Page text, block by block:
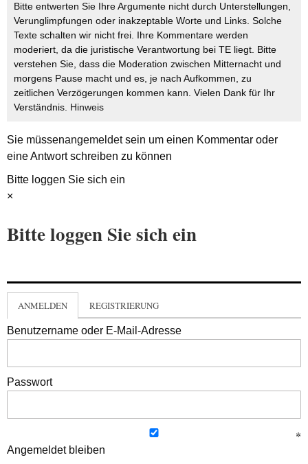
Bitte entwerten Sie Ihre Argumente nicht durch Unterstellungen,
Verunglimpfungen oder inakzeptable Worte und Links. Solche
Texte schalten wir nicht frei. Ihre Kommentare werden
moderiert, da die juristische Verantwortung bei TE liegt. Bitte
verstehen Sie, dass die Moderation zwischen Mitternacht und
morgens Pause macht und es, je nach Aufkommen, zu
zeitlichen Verzögerungen kommen kann. Vielen Dank für Ihr
Verständnis. Hinweis
Sie müssenangemeldetsein um einen Kommentar oder
eine Antwort schreiben zu können
Bitte loggen Sie sich ein
×
Bitte loggen Sie sich ein
ANMELDEN REGISTRIERUNG
Benutzername oder E-Mail-Adresse
Passwort
Angemeldet bleiben